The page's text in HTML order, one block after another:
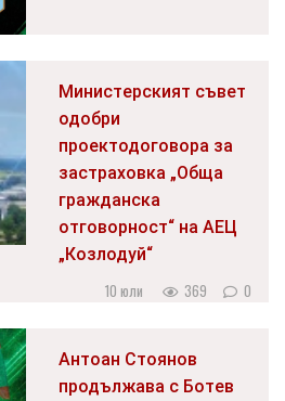
Министерският съвет
одобри
проектодоговора за
застраховка „Обща
гражданска
отговорност“ на АЕЦ
„Козлодуй“
10 юли 369 0
Антоан Стоянов
продължава с Ботев